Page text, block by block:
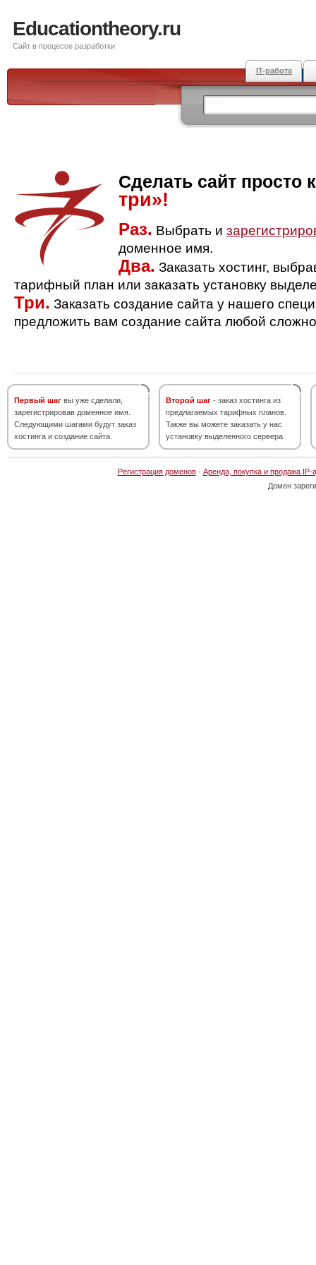
Educationtheory.ru
Сайт в процессе разработки
IT-работа
Сделать сайт просто
три»!
Раз. Выбрать и
доменное имя.
Два. Заказать хостинг,
тарифный план или заказать установку
Три. Заказать создание сайта у нашего
предложить вам создание сайта любой
Первый шаг вы уже сделали,
зарегистрировав доменное имя.
Следующими шагами будут заказ
хостинга и создание сайта.
Второй шаг - заказ хостинга из
предлагаемых тарифных планов.
Также вы можете заказать у нас
установку выделенного сервера.
Регистрация доменов· Аренда, покупка и продажа IP-
Домен